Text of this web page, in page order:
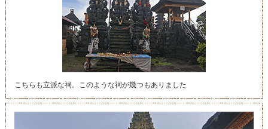
こちらも立派な祠。このような祠が幾つもありました